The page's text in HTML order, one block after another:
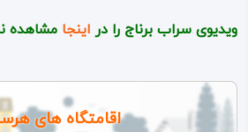
ویدیوی سراب برناج را در اینجا مشاهده
اقامتگاه های